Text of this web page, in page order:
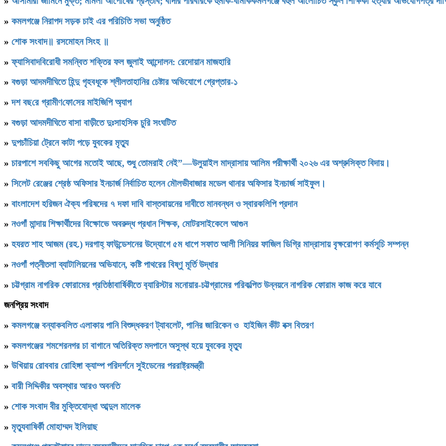
» কমলগঞ্জে নিরাপদ সড়ক চাই এর পরিচিতি সভা অনুষ্ঠিত
» শোক সংবাদ॥ রসমোহন সিংহ ॥
»ফ্যাসিবাদবিরোধী সমন্বিত শক্তির ফল জুলাই আন্দোলন: রেদোয়ান মাজহারি
» বগুড়া আদমদীঘিতে হিন্দু গৃহবধূকে শ্লীলতাহানির চেষ্টার অভিযোগে গ্রেপ্তার-১
»দশ বছ‌রে গ্রামীণ‌ফো‌সের মাইজিপি অ্যাপ
» বগুড়া আদমদীঘিতে বাসা বাড়ীতে দুঃসাহসিক চুরি সংঘটিত
» দুপচাঁচিয়া ট্রেনে কাটা পড়ে যুবকের মৃত্যু
» চারপাশে সবকিছু আগের মতোই আছে, শুধু তোমরাই নেই”—উলুয়াইল মাদ্রাসায় আলিম পরীক্ষার্থী ২০২৬ এর অশ্রুসিক্ত বিদায়।
» সিলেট রেঞ্জের শ্রেষ্ঠ অফিসার ইনচার্জ নির্বাচিত হলেন মৌলভীবাজার মডেল থানার অফিসার ইনচার্জ সাইফুল।
» বাংলাদেশ হরিজন ঐক্য পরিষদের ৭ দফা দাবি বাস্তবায়নের দাবীতে মানবন্ধন ও স্বারকলিপি প্রদান
» নওগাঁ মান্দায় শিক্ষার্থীদের বিক্ষোভে অবরুদ্ধ প্রধান শিক্ষক, মোটরসাইকেলে আগুন
» হযরত শাহ আজম (রহ.) দরগাহ্ ফাউন্ডেশনের উদ্যোগে ৫ম ধাপে সফাত আলী সিনিয়র ফাজিল ডিগ্রি মাদ্রাসায় বৃক্ষরোপণ কর্মসূচি সম্পন্ন
» নওগাঁ পত্নীতলা ব্যাটালিয়নের অভিযানে, কষ্টি পাথরের বিষ্ণু মূর্তি উদ্ধার
» চট্টগ্রাম নাগরিক ফোরামের প্রতিষ্ঠাবার্ষিকীতে ব‍্যারিস্টার মনোয়ার-চট্টগ্রামের পরিকল্পিত উন্নয়নে নাগরিক ফোরাম কাজ করে যাবে
জনপ্রিয় সংবাদ
» কমলগঞ্জে বন্যাকবলিত এলাকায় পানি বিশুদ্ধকরণ ট্যাবলেট, পানির জারিকেন ও হাইজিন কীট বক্স বিতরণ
» কমলগঞ্জের শমশেরনগর চা বাগানে অতিরিক্ত মদপানে অসুস্থ হয়ে যুবকের মৃত্যু
» উখিয়ায় রোববার রোহিঙ্গা ক্যাম্প পরিদর্শনে সুইডেনের পররাষ্ট্রমন্ত্রী
» বারী সিদ্দিকীর অবস্থার আরও অবনতি
» শোক সংবাদ বীর মুক্তিযোদ্ধা আব্দুল মালেক
» মৃত্যুবাষির্কী মোহাম্মদ ইলিয়াছ